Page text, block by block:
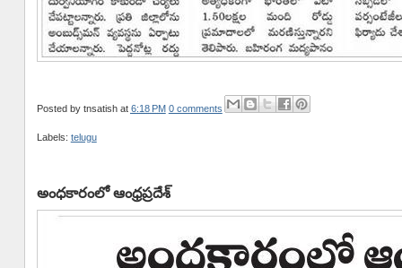
Posted by tnsatish at 6:18 PM 0 comments
Labels: telugu
అంధకారంలో ఆంధ్రప్రదేశ్